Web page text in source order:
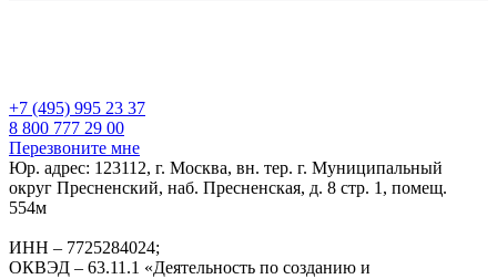
+7 (495) 995 23 37
8 800 777 29 00
Перезвоните мне
Юр. адрес: 123112, г. Москва, вн. тер. г. Муниципальный
округ Пресненский, наб. Пресненская, д. 8 стр. 1, помещ.
554м
ИНН – 7725284024;
ОКВЭД – 63.11.1 «Деятельность по созданию и